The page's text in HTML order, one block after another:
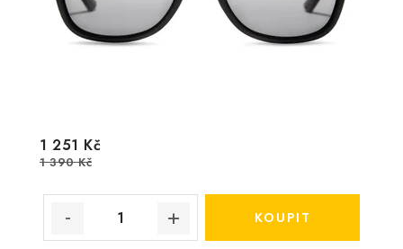
1 251 Kč
1 390 Kč